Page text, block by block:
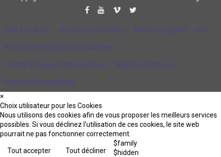
CQP ALS AGEE Choisir une formation Mentions légales CGV
Politique de protection des données
Contrat d'engagement républicain Règlement intérieur
Politique d’accessibilité
×
Choix utilisateur pour les Cookies
Nous utilisons des cookies afin de vous proposer les meilleurs services
possibles. Si vous déclinez l'utilisation de ces cookies, le site web
pourrait ne pas fonctionner correctement.
Tout accepter Tout décliner
$family
$hidden